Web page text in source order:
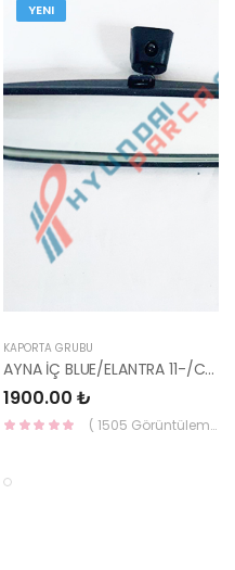
YENI
KAPORTA GRUBU
AYNA İÇ BLUE/ELANTRA 11-/CEED 10-/RİO 12-/SPORTAGE 11- 85101-3X100-HMC
1900.00 ₺
( 1505 Görüntüleme )